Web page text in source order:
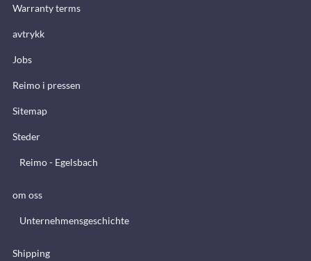
Warranty terms
avtrykk
Jobs
Reimo i pressen
Sitemap
Steder
Reimo - Egelsbach
om oss
Unternehmensgeschichte
Shipping